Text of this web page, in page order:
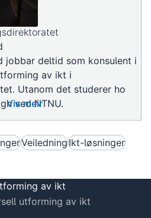
Vis meir
jobbar deltid som konsulent i
av ikt i
Utanom det studerer ho
ved NTNU.
VeiledningIkt-løsninger
av ikt
utforming av ikt